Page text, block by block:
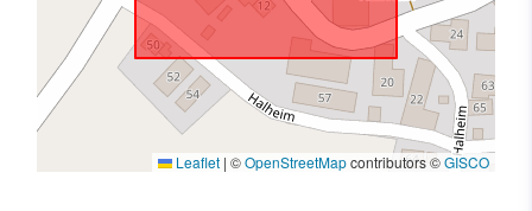
Leaflet | ©OpenStreetMapcontributors ©GISCO